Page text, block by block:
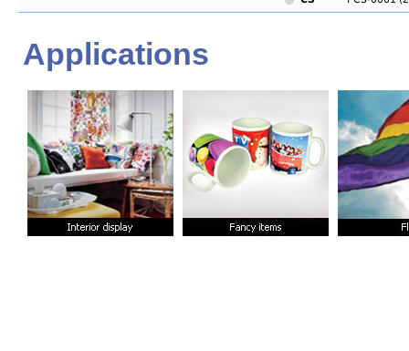
Applications